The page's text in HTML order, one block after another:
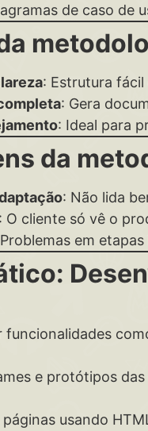
de caso de
: Estrutura
: Gera
: Ideal para
da
: Não lida
: O cliente só vê o
em
funcionalidades
e protótipos das
usando